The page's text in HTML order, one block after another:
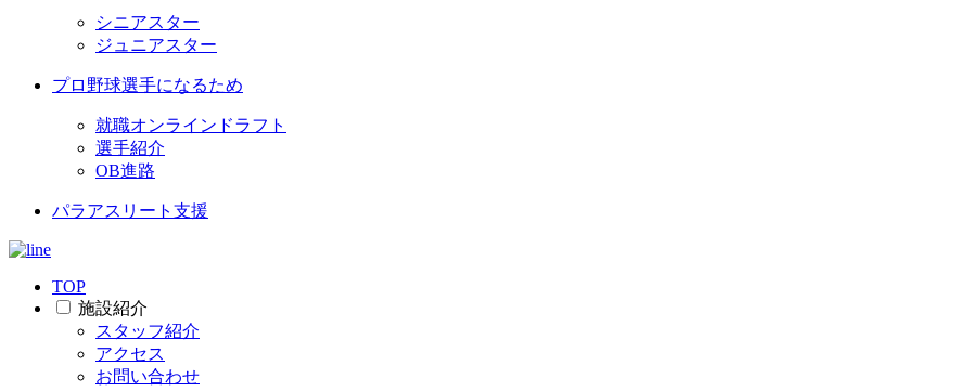
シニアスター
ジュニアスター
プロ野球選手になるため
就職オンラインドラフト
選手紹介
OB進路
パラアスリート支援
TOP
施設紹介
スタッフ紹介
アクセス
お問い合わせ